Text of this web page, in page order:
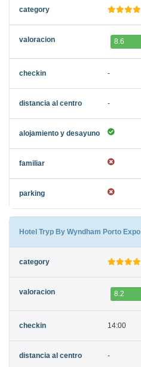
8.6
-
-
Hotel Tryp By Wyndham Porto Expo
8.2
14:00
-